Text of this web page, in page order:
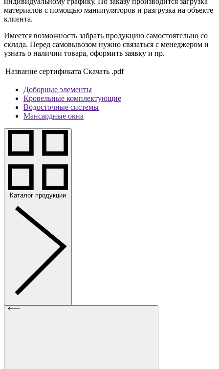
материалов с помощью манипуляторов и разгрузка на объекте
клиента.
Имеется возможность забрать продукцию самостоятельно со
склада. Перед самовывозом нужно связаться с менеджером и
узнать о наличии товара, оформить заявку и пр.
Название сертификата Скачать .pdf
Доборные элементы
Кровельные комплектующие
Водосточные системы
Мансардные окна
Каталог продукции